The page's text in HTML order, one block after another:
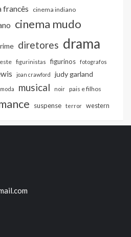
francês cinema indiano
cinema mudo
diretores drama
figurinistas figurinos
fotografos
joan crawford judy garland
moda musical noir pais e filhos
suspense terror western